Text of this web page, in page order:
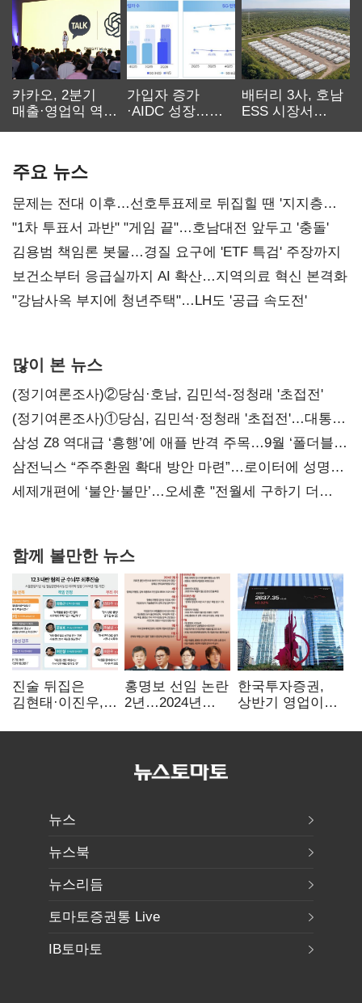
카카오, 2분기
매출·영업익 역대
가입자 증가
·AIDC 성장…
배터리 3사, 호남
ESS 시장서
주요 뉴스
문제는 전대 이후…선호투표제로 뒤집힐 땐 '지지층
불복'
"1차 투표서 과반" "게임 끝"…호남대전 앞두고 '충돌'
김용범 책임론 봇물…경질 요구에 'ETF 특검' 주장까지
보건소부터 응급실까지 AI 확산…지역의료 혁신 본격화
"강남사옥 부지에 청년주택"…LH도 '공급 속도전'
많이 본 뉴스
(정기여론조사)②당심·호남, 김민석-정청래 '초접전'
(정기여론조사)①당심, 김민석·정청래 '초접전'…대통령
지지도 '50% 아래로'(종합)
삼성 Z8 역대급 ‘흥행’에 애플 반격 주목…9월 ‘폴더블
대전’
삼전닉스 “주주환원 확대 방안 마련”…로이터에 성명
보내
세제개편에 ‘불안·불만’…오세훈 "전월세 구하기 더
함께 볼만한 뉴스
진술 뒤집은
김현태·이진우,
헌신"…법정서
홍명보 선임 논란
2년…2024년
압색까지
한국투자증권,
상반기 영업이익
전년비 89.1%↑
뉴스
뉴스북
뉴스리듬
토마토증권통 Live
IB토마토